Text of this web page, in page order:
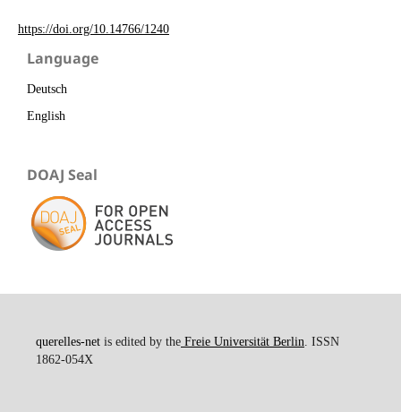
https://doi.org/10.14766/1240
Language
Deutsch
English
DOAJ Seal
querelles-netis edited by theFreie Universität Berlin . ISSN
1862-054X